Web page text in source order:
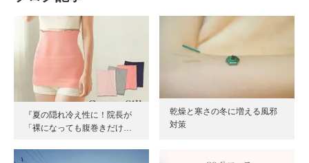
『夏の隠れ冷え性に！院長が
「裸になっても腹巻きだけ…
乾燥と寒さの冬に増える風邪
対策